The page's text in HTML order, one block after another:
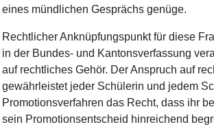
eines mündlichen Gesprächs genüge.
Rechtlicher Anknüpfungspunkt für diese
in der Bundes- und Kantonsverfassung
auf rechtliches Gehör. Der Anspruch auf
gewährleistet jeder Schülerin und jedem
Promotionsverfahren das Recht, dass ihr
sein Promotionsentscheid hinreichend